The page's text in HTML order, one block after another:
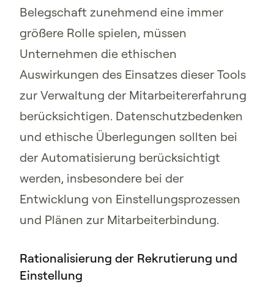
Belegschaft zunehmend eine immer
größere Rolle spielen, müssen
Unternehmen die ethischen
Auswirkungen des Einsatzes dieser Tools
zur Verwaltung der Mitarbeitererfahrung
berücksichtigen. Datenschutzbedenken
und ethische Überlegungen sollten bei
der Automatisierung berücksichtigt
werden, insbesondere bei der
Entwicklung von Einstellungsprozessen
und Plänen zur Mitarbeiterbindung.
Rationalisierung der Rekrutierung und
Einstellung